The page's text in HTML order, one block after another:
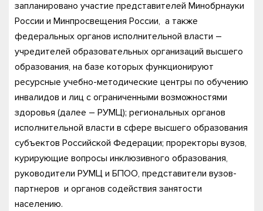
запланировано участие представителей Минобрнауки
России и Минпросвещения России, а также
федеральных органов исполнительной власти –
учредителей образовательных организаций высшего
образования, на базе которых функционируют
ресурсные учебно-методические центры по обучению
инвалидов и лиц с ограниченными возможностями
здоровья (далее – РУМЦ); региональных органов
исполнительной власти в сфере высшего образования
субъектов Российской Федерации; проректоры вузов,
курирующие вопросы инклюзивного образования,
руководители РУМЦ и БПОО, представители вузов-
партнеров и органов содействия занятости
населению.